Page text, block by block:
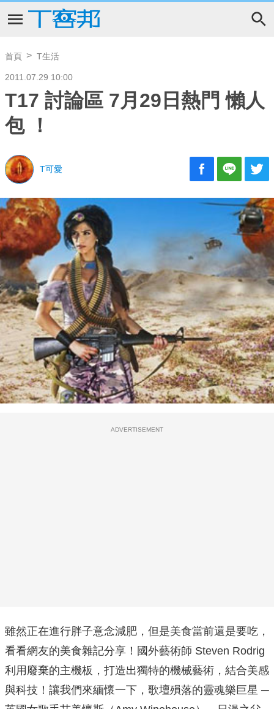
首頁 T生活
2011.07.29 10:00
T17 討論區 7月29日熱門 懶人
包 ！
T可愛
ADVERTISEMENT
雖然正在進行胖子意念減肥，但是美食當前還是要吃，
看看網友的美食雜記分享！國外藝術師 Steven Rodrig
利用廢棄的主機板，打造出獨特的機械藝術，結合美感
與科技！讓我們來緬懷一下，歌壇殞落的靈魂樂巨星 ─